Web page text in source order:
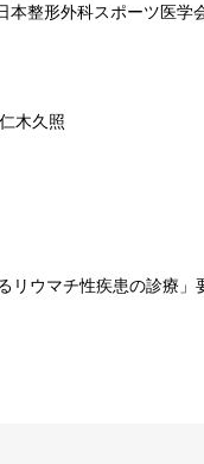
本整形外科スポーツ
木久照
ウマチ性疾患の診療」